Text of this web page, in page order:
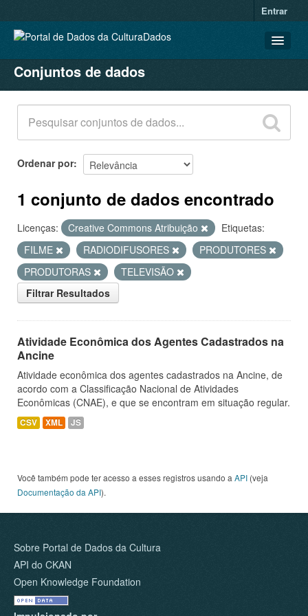
Entrar
CONJUNTOS DE DADOS
ORGANIZAÇÕES
GRUPOS
SOBRE
Conjuntos de dados
Ordenar por
1 conjunto de dados encontrado
Licenças: Creative Commons Atribuição
Etiquetas:
FILME
RADIODIFUSORES
PRODUTORES
PRODUTORAS
TELEVISÃO
Filtrar Resultados
Atividade Econômica dos Agentes Cadastrados na
Ancine
Atividade econômica dos agentes cadastrados na Ancine, de
acordo com a Classificação Nacional de Atividades
Econômicas (CNAE), e que se encontram em situação regular.
CSV XML JS
Você também pode ter acesso a esses registros usando a API (veja
Documentação da API).
Sobre Portal de Dados da Cultura
API do CKAN
Open Knowledge Foundation